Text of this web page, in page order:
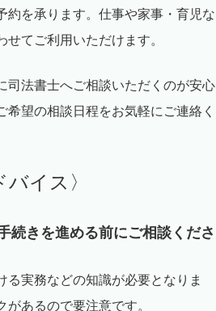
約を承ります。仕事や家事・育児な
てご利用いただけます。
司法書士へご相談いただくのが安心
望の相談日程をお気軽にご連絡く
イス〉
続きを進める前にご相談くださ
実務などの知識が必要となりま
あるので要注意です。